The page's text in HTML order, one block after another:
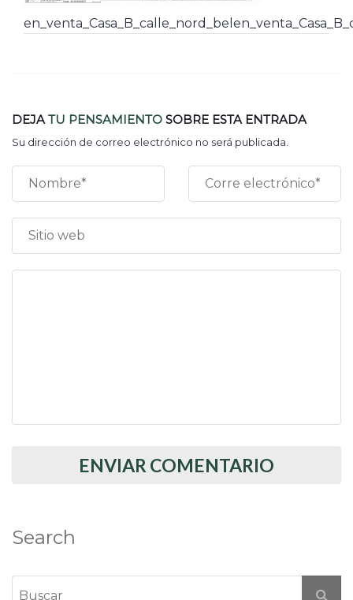
DEJATU PENSAMIENTO SOBRE ESTA ENTRADA
Su dirección de correo electrónico no será publicada.
Search